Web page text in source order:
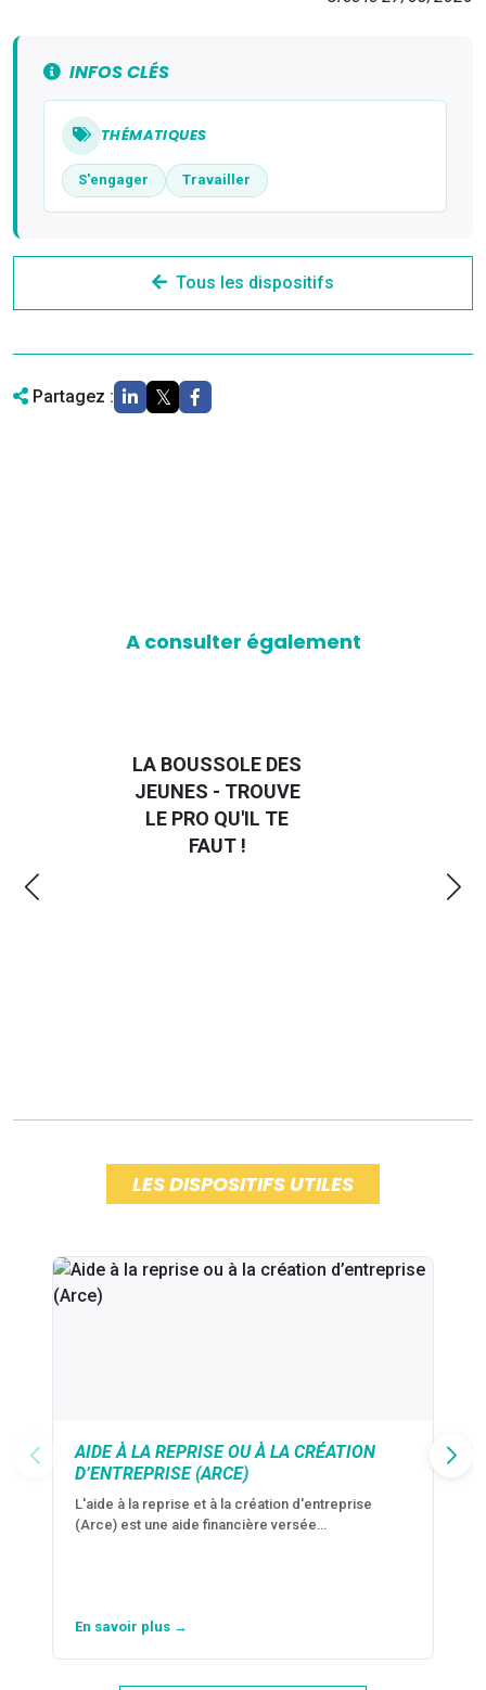
INFOS CLÉS
THÉMATIQUES
S'engager Travailler
Tous les dispositifs
Partagez :
A consulter également
GUIDE "TRAVAILLER
CHEZ UN
PARTICULIER" -
ÉDITION 2024
LES DISPOSITIFS UTILES
AIDE À LA REPRISE OU À LA CRÉATION
D’ENTREPRISE (ARCE)
L'aide à la reprise et à la création d'entreprise
(Arce) est une aide financière versée…
En savoir plus →